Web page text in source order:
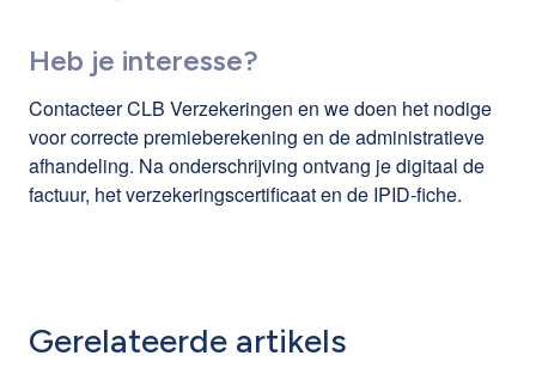
Heb je interesse?
Contacteer CLB Verzekeringen en we doen het nodige
voor correcte premieberekening en de administratieve
afhandeling. Na onderschrijving ontvang je digitaal de
factuur, het verzekeringscertificaat en de IPID-fiche.
Gerelateerde artikels